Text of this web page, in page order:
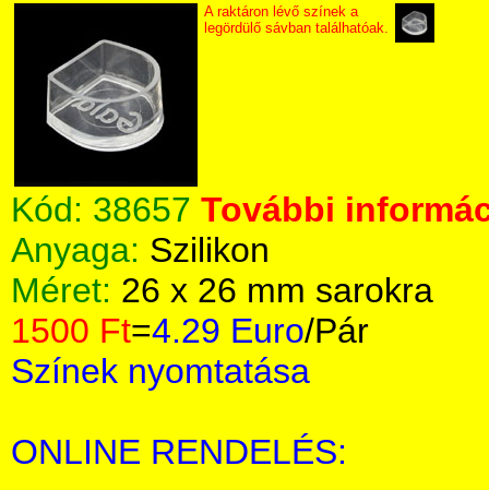
A raktáron lévő színek a
legördülő sávban találhatóak.
Kód: 38657 További
Anyaga: Szilikon
Méret: 26 x 26 mm sarokra
1500 Ft=4.29 Euro/Pár
Színek nyomtatása
ONLINE RENDELÉS: